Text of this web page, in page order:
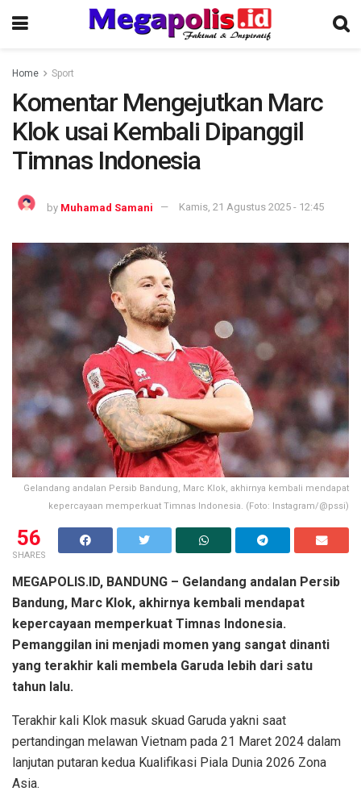
Home Sport
Komentar Mengejutkan Marc
Klok usai Kembali Dipanggil
Timnas Indonesia
by Muhamad Samani Kamis, 21 Agustus 2025 - 12:45
Gelandang andalan Persib Bandung, Marc Klok, akhirnya kembali mendapat
kepercayaan memperkuat Timnas Indonesia. (Foto: Instagram/@pssi)
56
SHARES
MEGAPOLIS.ID, BANDUNG – Gelandang andalan Persib
Bandung, Marc Klok, akhirnya kembali mendapat
kepercayaan memperkuat Timnas Indonesia.
Pemanggilan ini menjadi momen yang sangat dinanti
yang terakhir kali membela Garuda lebih dari satu
tahun lalu.
Terakhir kali Klok masuk skuad Garuda yakni saat
pertandingan melawan Vietnam pada 21 Maret 2024 dalam
lanjutan putaran kedua Kualifikasi Piala Dunia 2026 Zona
Asia.